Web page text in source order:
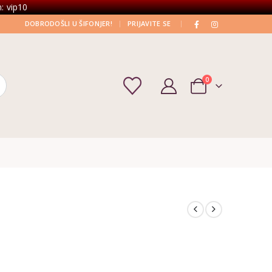
vip10
DOBRODOŠLI U ŠIFONJER! | PRIJAVITE SE |
0